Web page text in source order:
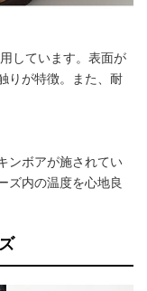
しています。表面が
りが特徴。また、耐
ンボアが施されてい
ズ内の温度を心地良